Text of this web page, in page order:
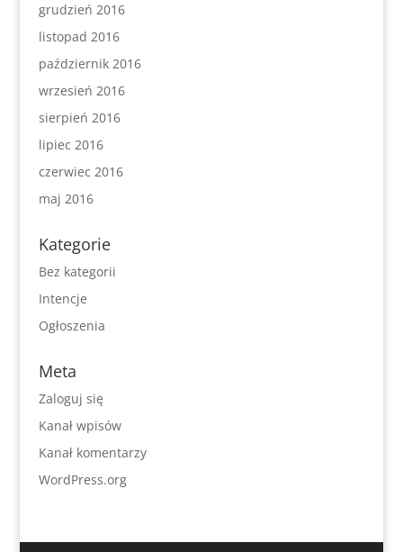
grudzień 2016
listopad 2016
październik 2016
wrzesień 2016
sierpień 2016
lipiec 2016
czerwiec 2016
maj 2016
Kategorie
Bez kategorii
Intencje
Ogłoszenia
Meta
Zaloguj się
Kanał wpisów
Kanał komentarzy
WordPress.org